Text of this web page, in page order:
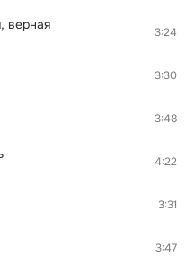
верная 3:24
3:30
3:48
4:22
3:31
3:47